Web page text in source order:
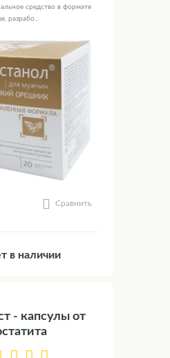
средство в формате
разрабо...
Сравнить
в наличии
- капсулы от